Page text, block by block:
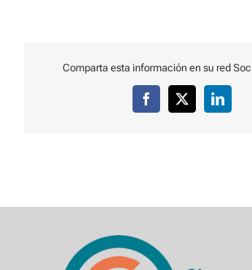
Comparta esta información en su red
Facebook
X